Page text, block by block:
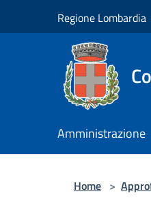
Regione Lombardia
Amministrazione
Home >